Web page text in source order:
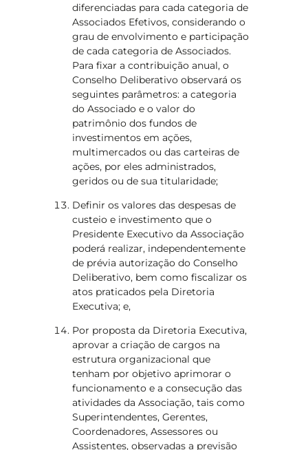
diferenciadas para cada categoria de
Associados Efetivos, considerando o
grau de envolvimento e participação
de cada categoria de Associados.
Para fixar a contribuição anual, o
Conselho Deliberativo observará os
seguintes parâmetros: a categoria
do Associado e o valor do
patrimônio dos fundos de
investimentos em ações,
multimercados ou das carteiras de
ações, por eles administrados,
geridos ou de sua titularidade;
Definir os valores das despesas de
custeio e investimento que o
Presidente Executivo da Associação
poderá realizar, independentemente
de prévia autorização do Conselho
Deliberativo, bem como fiscalizar os
atos praticados pela Diretoria
Executiva; e,
Por proposta da Diretoria Executiva,
aprovar a criação de cargos na
estrutura organizacional que
tenham por objetivo aprimorar o
funcionamento e a consecução das
atividades da Associação, tais como
Superintendentes, Gerentes,
Coordenadores, Assessores ou
Assistentes, observadas a previsão